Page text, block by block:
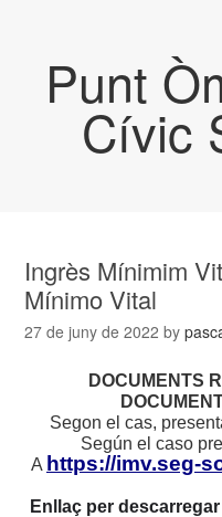
Punt
Cívic
Ingrès Mínimim
Mínimo Vital
27 de juny de 2022 by
DOCUMENTS
Segon el cas,
Según el caso
A https://imv.seg-
Enllaç per